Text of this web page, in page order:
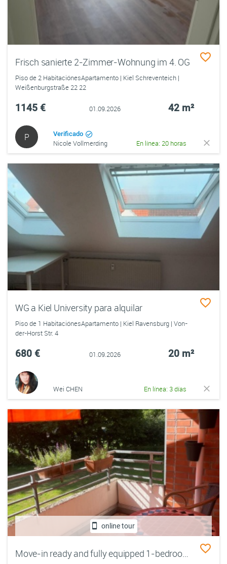
Frisch sanierte 2-Zimmer-Wohnung im 4. OG
Piso de 2 HabitaciónesApartamento | Kiel Schreventeich |
Weißenburgstraße 22 22
1145 € 01.09.2026 42 m²
P Verificado
Nicole Vollmerding En línea: 20 horas
WG a Kiel University para alquilar
Piso de 1 HabitaciónesApartamento | Kiel Ravensburg | Von-
der-Horst Str. 4
680 € 01.09.2026 20 m²
Wei CHEN En línea: 3 días
online tour
Move-in ready and fully equipped 1-bedroom apartment – ideal for visiting researchers, postdocs, academic staff and professionals temporarily based in Kiel